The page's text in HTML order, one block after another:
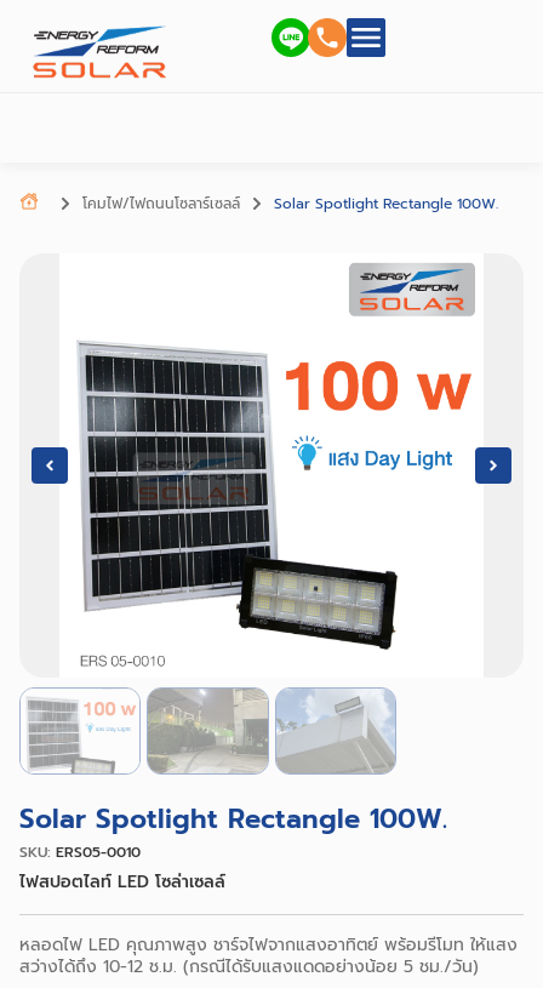
โคมไฟ/ไฟถนนโซลาร์เซลล์ Solar Spotlight Rectangle 100W.
Solar Spotlight Rectangle 100W.
SKU: ERS05-0010
ไฟสปอตไลท์ LED โซล่าเซลล์
หลอดไฟ LED คุณภาพสูง ชาร์จไฟจากแสงอาทิตย์ พร้อมรีโมท ให้แสง
สว่างได้ถึง 10-12 ช.ม. (กรณีได้รับแสงแดดอย่างน้อย 5 ชม./วัน)